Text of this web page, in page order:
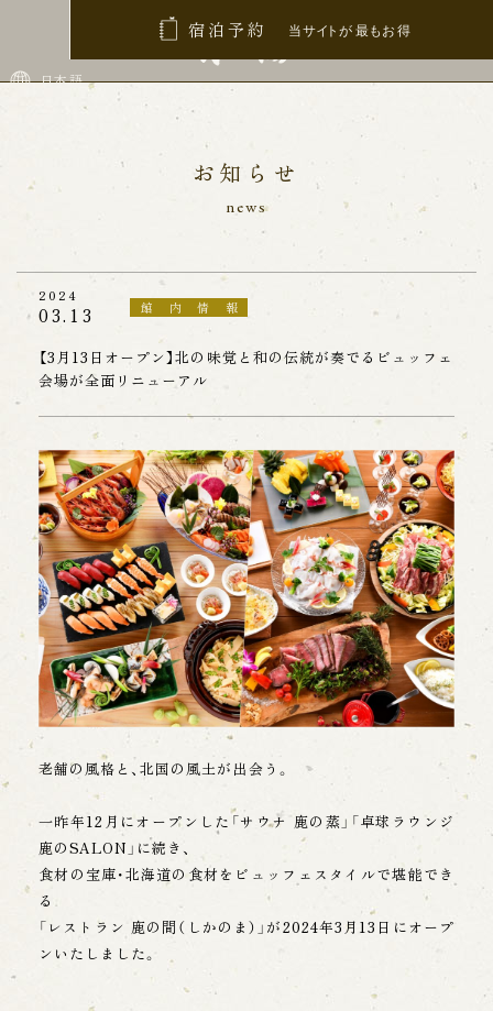
プライバシーポリシーについて
株式会社ホテル鹿の湯および関連会社（以下、「当グル
ープ」といいます）は、個人情報保護の重要性を十分認
識し、個人情報の保護に関する法律（個人情報保護法）
【利用目的】
当グループの定める個人情報の利用目的は、個人
情報を利用する範囲を本人が合理的に予想できる
以下のサービスに
・当グループからの予約等に関する連絡、ご案内、
ご本人確認。
・当グループからの利用サービスの変更、中止、契
約解除の通知。
・当グループからの商品、サービス、キャンペーン
等に関する情報提供。
・当グループのサービス向上、新商品やサービス開
発するための情報分析、アンケートの送付。
【個人情報の取得】
当グループは、上記利用目的に必要な範囲内で、か
つ適法で公正な手段により個人情報を取得しま
す。お客様より宿泊時等に記帳いただく内容は旅
館業法に基づくものであり、その他については、そ
の都度利用目的を明示させていただきます。
【個人情報の利用】
当グループは、必要な範囲で、かつ適法、公正に利
用するものとします。上記利用目的に必要な範囲
を超えて個人情報を取り扱うときは、あらかじめ
本人の同意を得るようにします。
【第三者への提供】
当グループは、以下の場合を除き、お客様本人の個
人情報を第三者に提供いたしません。
日本語
宿泊予約
お知らせ
news
2024
03.13 館内情報
【3月13日オープン】北の味覚と和の伝統が奏でるビュッフェ
会場が全面リニューアル
老舗の風格と、北国の風土が出会う。
一昨年12月にオープンした「サウナ 鹿の蒸」「卓球ラウンジ
鹿のSALON」に続き、
食材の宝庫・北海道の食材をビュッフェスタイルで堪能でき
る
「レストラン 鹿の間（しかのま）」が2024年3月13日にオープ
ンいたしました。